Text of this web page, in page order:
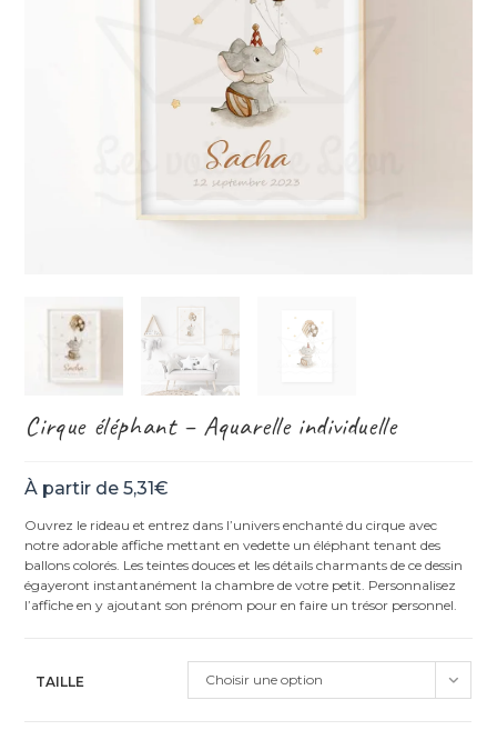
Cirque éléphant – Aquarelle individuelle
À partir de5,31€
Ouvrez le rideau et entrez dans l’univers enchanté du cirque avec
notre adorable affiche mettant en vedette un éléphant tenant des
ballons colorés. Les teintes douces et les détails charmants de ce dessin
égayeront instantanément la chambre de votre petit. Personnalisez
l’affiche en y ajoutant son prénom pour en faire un trésor personnel.
TAILLE Choisir une option